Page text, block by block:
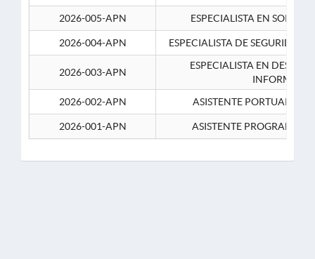
2026-005-APN ESPECIALISTA EN
2026-004-APN ESPECIALISTA DE SEGURIDAD
2026-003-APN
ESPECIALISTA EN
2026-002-APN
ASISTENTE PORTUARIO 2-
2026-001-APN ASISTENTE